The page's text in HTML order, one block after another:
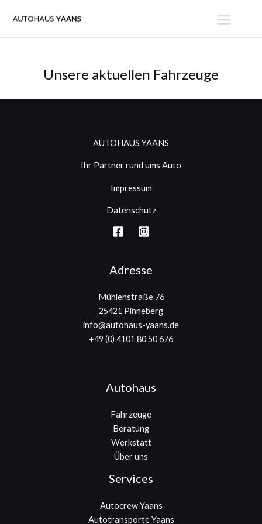
Inhalt
Unsere aktuellen Fahrzeuge
AUTOHAUS YAANS
Ihr Partner rund ums Auto
Impressum
Datenschutz
Adresse
Mühlenstraße 76
25421 Pinneberg
info@autohaus-yaans.de
+49 (0) 4101 80 50 676
Autohaus
Fahrzeuge
Beratung
Werkstatt
Über uns
Services
Autocrew Yaans
Autotransporte Yaans